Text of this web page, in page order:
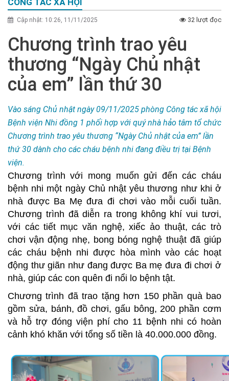
CÔNG TÁC XÃ HỘI
Cập nhật: 10:26, 11/11/2025 32 lượt đọc
Chương trình trao yêu
thương “Ngày Chủ nhật
của em” lần thứ 30
Vào sáng Chủ nhật ngày 09/11/2025 phòng Công tác xã hội
Bệnh viện Nhi đồng 1 phối hợp với quý nhà hảo tâm tổ chức
Chương trình trao yêu thương “Ngày Chủ nhật của em” lần
thứ 30 dành cho các cháu bệnh nhi đang điều trị tại Bệnh
viện.
Chương trình với mong muốn gửi đến các cháu
bệnh nhi một ngày Chủ nhật yêu thương như khi ở
nhà được Ba Mẹ đưa đi chơi vào mỗi cuối tuần.
Chương trình đã diễn ra trong không khí vui tươi,
với các tiết mục văn nghệ, xiếc ảo thuật, các trò
chơi vận động nhẹ, bong bóng nghệ thuật đã giúp
các cháu bệnh nhi được hòa mình vào các hoạt
động thư giãn như đang được Ba mẹ đưa đi chơi ở
nhà, giúp các con quên đi nổi lo bệnh tật.
Chương trình đã trao tặng hơn 150 phần quà bao
gồm sửa, bánh, đồ chơi, gấu bông, 200 phần cơm
và hỗ trợ đóng viện phí cho 11 bệnh nhi có hoàn
cảnh khó khăn với tổng số tiền là 40.000.000 đồng.